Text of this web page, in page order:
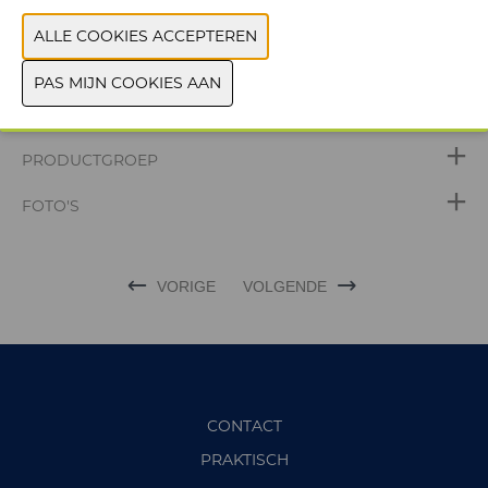
PRODUCTGROEP
FOTO'S
VORIGE VOLGENDE
CONTACT
PRAKTISCH